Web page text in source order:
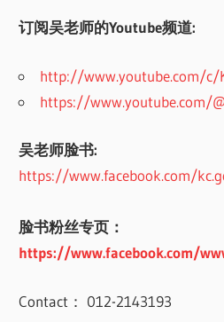
订阅吴老师的Youtube频道:
http://www.youtube.com/c/
https://www.youtube.com/
吴老师脸书:
https://www.facebook.com/
脸书粉丝专页：
https://www.facebook.com/
Contact： 012-2143193